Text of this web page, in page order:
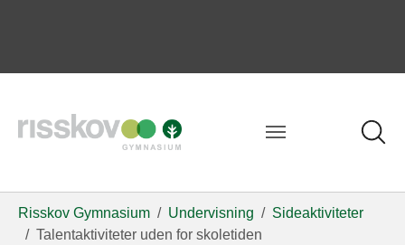
Risskov Gymnasium Undervisning
Sideaktiviteter
Talentaktiviteter uden for skoletiden